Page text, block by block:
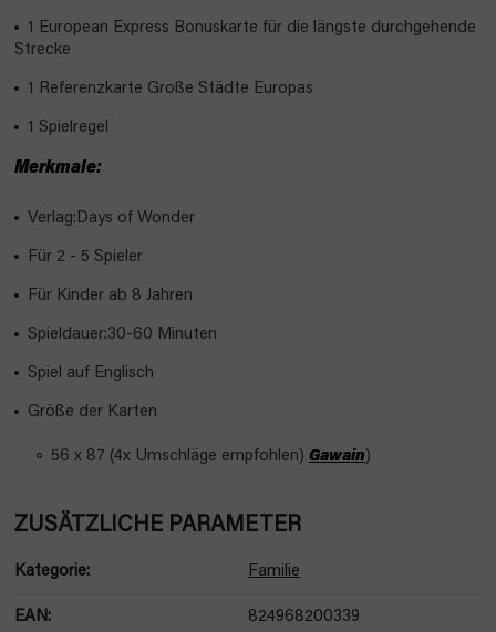
1 European Express Bonuskarte für die längste durchgehende
Strecke
1 Referenzkarte Große Städte Europas
1 Spielregel
Merkmale:
Verlag:Days of Wonder
Für 2 - 5 Spieler
Für Kinder ab 8 Jahren
Spieldauer:30-60 Minuten
Spiel auf Englisch
Größe der Karten
56 x 87 (4x Umschläge empfohlen) Gawain )
ZUSÄTZLICHE PARAMETER
Kategorie: Familie
EAN: 824968200339